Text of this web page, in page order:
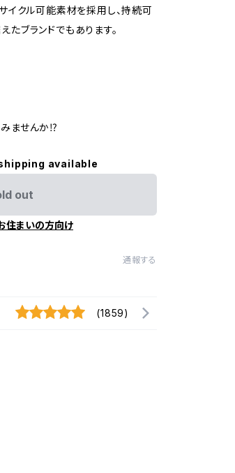
イクル可能素材を採用し、持続可
ブランドでもあります。
ませんか⁉︎
available
out
住まいの方向け
通報する
(1859)